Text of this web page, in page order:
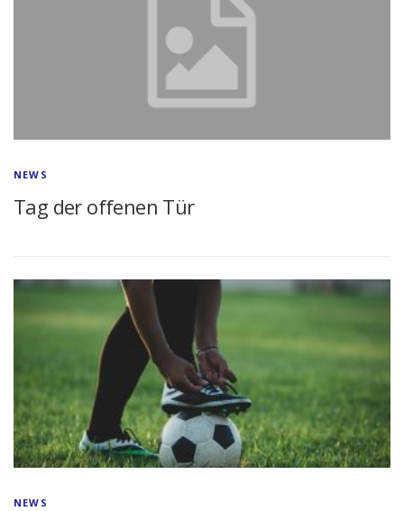
NEWS
Tag der offenen Tür
NEWS